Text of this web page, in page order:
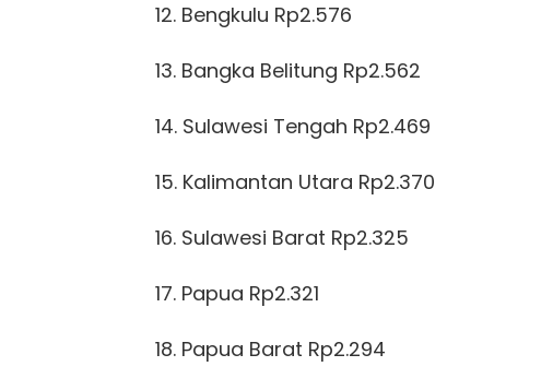
12. Bengkulu Rp2.576
13. Bangka Belitung Rp2.562
14. Sulawesi Tengah Rp2.469
15. Kalimantan Utara Rp2.370
16. Sulawesi Barat Rp2.325
17. Papua Rp2.321
18. Papua Barat Rp2.294